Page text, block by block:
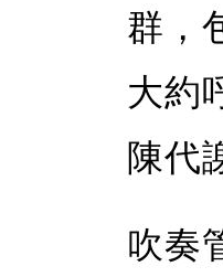
群，
大約
陳代
吹奏